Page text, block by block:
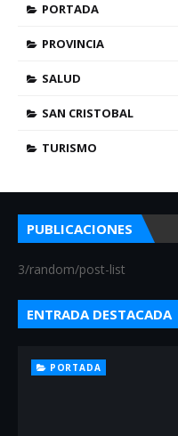
PORTADA
PROVINCIA
SALUD
SAN CRISTOBAL
TURISMO
PUBLICACIONES
3/random/post-list
ENTRADA DESTACADA
PORTADA